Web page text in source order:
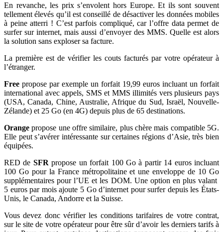
En revanche, les prix s’envolent hors Europe. Et ils sont souvent
tellement élevés qu’il est conseillé de désactiver les données mobiles
à peine atterri ! C’est parfois compliqué, car l’offre data permet de
surfer sur internet, mais aussi d’envoyer des MMS. Quelle est alors
la solution sans exploser sa facture.
La première est de vérifier les couts facturés par votre opérateur à
l’étranger.
Free propose par exemple un forfait 19,99 euros incluant un forfait
international avec appels, SMS et MMS illimités vers plusieurs pays
(USA, Canada, Chine, Australie, Afrique du Sud, Israël, Nouvelle-
Zélande) et 25 Go (en 4G) depuis plus de 65 destinations.
Orange propose une offre similaire, plus chère mais compatible 5G.
Elle peut s’avérer intéressante sur certaines régions d’Asie, très bien
équipées.
RED de SFR propose un forfait 100 Go à partir 14 euros incluant
100 Go pour la France métropolitaine et une enveloppe de 10 Go
supplémentaires pour l’UE et les DOM. Une option en plus valant
5 euros par mois ajoute 5 Go d’internet pour surfer depuis les États-
Unis, le Canada, Andorre et la Suisse.
Vous devez donc vérifier les conditions tarifaires de votre contrat,
sur le site de votre opérateur pour être sûr d’avoir les derniers tarifs à